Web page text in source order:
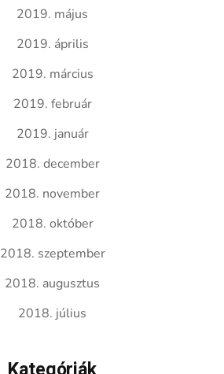
2019. május
2019. április
2019. március
2019. február
2019. január
2018. december
2018. november
2018. október
2018. szeptember
2018. augusztus
2018. július